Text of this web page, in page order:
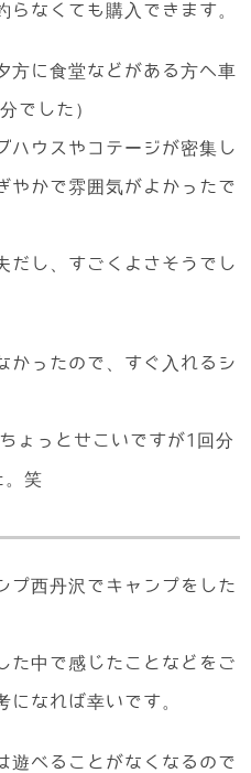
らなくても購入できます。
方に食堂などがある方へ車
でした）
ハウスやコテージが密集し
やかで雰囲気がよかったで
だし、すごくよさそうでし
かったので、すぐ入れるシ
ょっとせこいですが1回分
。笑
プ西丹沢でキャンプをした
た中で感じたことなどをご
になれば幸いです。
遊べることがなくなるので